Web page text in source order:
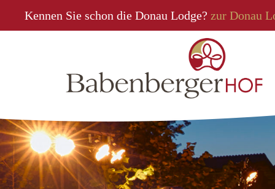
Kennen Sie schon die Donau Lodge? zur Donau